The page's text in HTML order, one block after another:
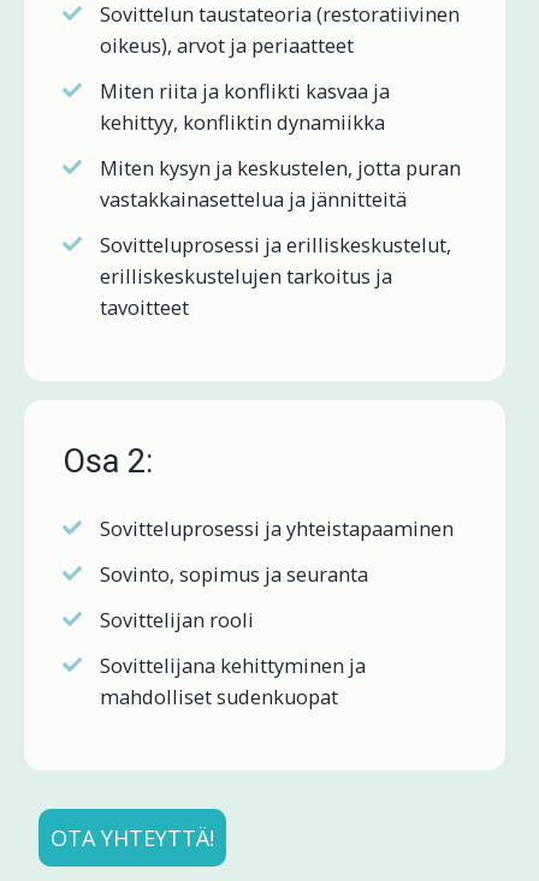
Sovittelun taustateoria (restoratiivinen
oikeus), arvot ja periaatteet
Miten riita ja konflikti kasvaa ja
kehittyy, konfliktin dynamiikka
Miten kysyn ja keskustelen, jotta puran
vastakkainasettelua ja jännitteitä
Sovitteluprosessi ja erilliskeskustelut,
erilliskeskustelujen tarkoitus ja
tavoitteet
Osa 2:
Sovitteluprosessi ja yhteistapaaminen
Sovinto, sopimus ja seuranta
Sovittelijan rooli
Sovittelijana kehittyminen ja
mahdolliset sudenkuopat
OTA YHTEYTTÄ!